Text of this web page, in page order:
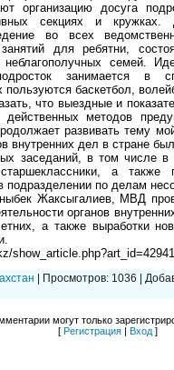
организацию досуга
секциях и кружках.
во всех
для ребятни,
семей.
занимается в
пользуются баскетбол,
что выездные и
методов
развивать тему
внутренних дел в стране
заседаний, в том числе
а также
подразделении по делам
Жаксыгалиев, МВД
органов
а также выработки
show_article.php?art_id=42941
Просмотров: 1036
могут только
[ Регистрация | Вход ]